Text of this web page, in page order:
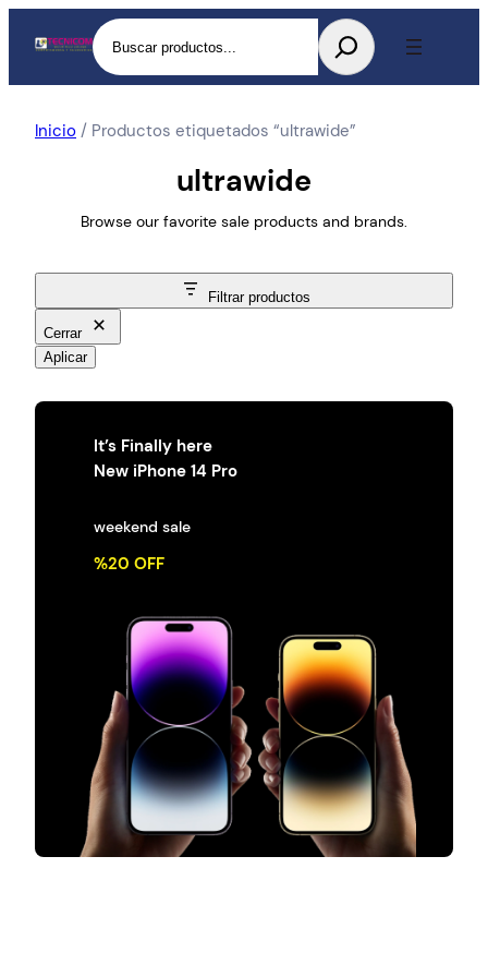
Buscar
Inicio / Productos etiquetados “ultrawide”
ultrawide
Browse our favorite sale products and brands.
Filtrar productos
Cerrar
Aplicar
It’s Finally here
New iPhone 14 Pro
weekend sale
%20 OFF